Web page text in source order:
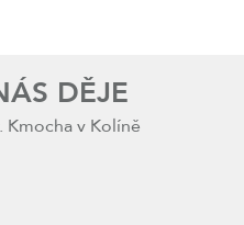
DĚJE
Kmocha v Kolíně